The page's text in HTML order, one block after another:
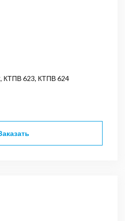
КТПВ 623, КТПВ 624